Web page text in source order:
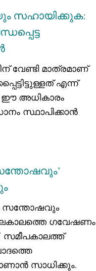
സഹായിക്കുക:
വേണ്ടി മാത്രമാണ്
എന്ന്
ഈ അധികാരം
സ്ഥാപിക്കാന്‍
സന്തോഷവും
ഗവേഷണം
സമീപകാലത്ത്
സാധിക്കും.